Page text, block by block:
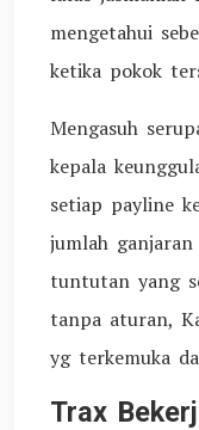
mengetahui
ketika pokok
Mengasuh
kepala
setiap payline
jumlah
tuntutan yang
tanpa aturan,
yg terkemuka
Trax